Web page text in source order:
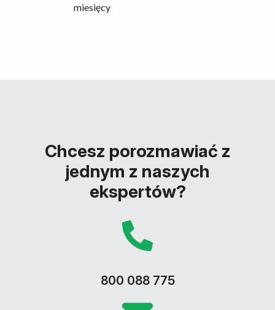
miesięcy
Chcesz porozmawiać z
jednym z naszych
ekspertów?
800 088 775